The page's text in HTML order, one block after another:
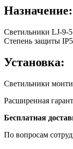
Назначение:
Светильники LJ-9-
Степень защиты
Установка:
Светильники
Расширенная
Бесплатная
По вопросам